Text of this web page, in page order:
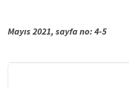
Mayıs 2021, sayfa no: 4-5